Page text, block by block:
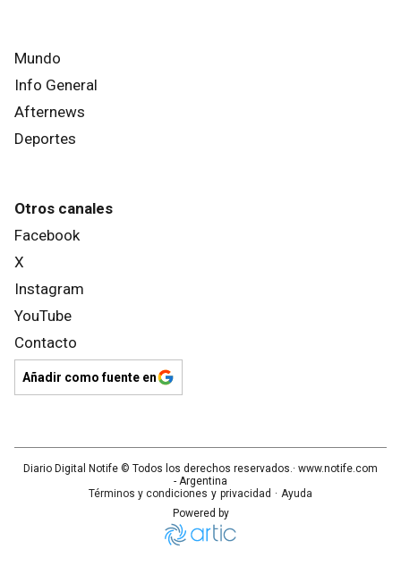
Mundo
Info General
Afternews
Deportes
Otros canales
Facebook
X
Instagram
YouTube
Contacto
Añadir como fuente en
Diario Digital Notife © Todos los derechos reservados.· www.notife.com
- Argentina
Términos y condiciones y privacidad · Ayuda
Powered by